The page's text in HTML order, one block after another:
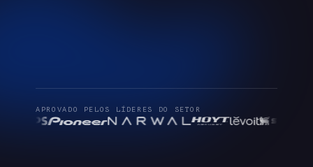
APROVADO PELOS LÍDERES DO SETOR